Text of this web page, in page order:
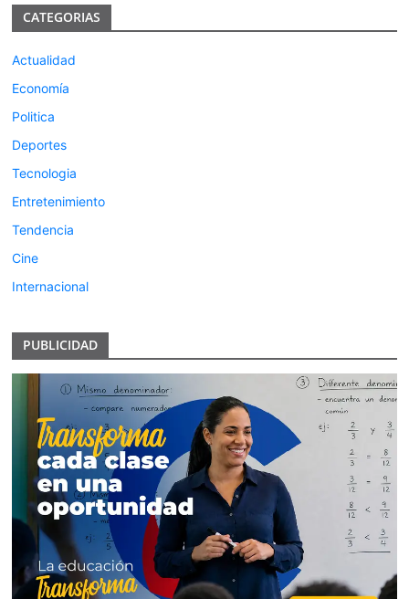
CATEGORIAS
Actualidad
Economía
Politica
Deportes
Tecnologia
Entretenimiento
Tendencia
Cine
Internacional
PUBLICIDAD